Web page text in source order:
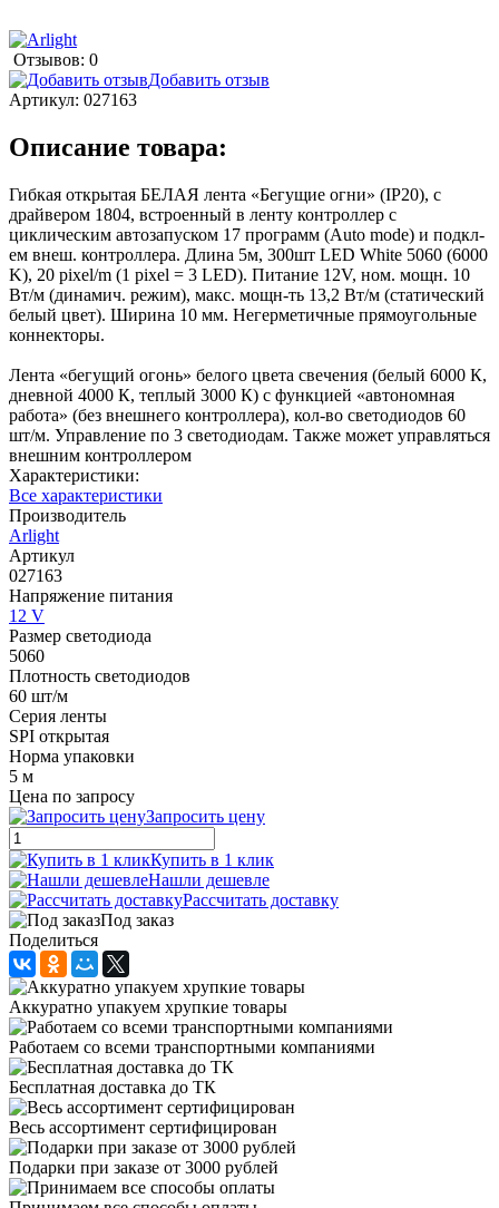
Отзывов: 0
Добавить отзыв
Артикул: 027163
Описание товара:
Гибкая открытая БЕЛАЯ лента «Бегущие огни» (IP20), с
драйвером 1804, встроенный в ленту контроллер с
циклическим автозапуском 17 программ (Auto mode) и подкл-
ем внеш. контроллера. Длина 5м, 300шт LED White 5060 (6000
K), 20 pixel/m (1 pixel = 3 LED). Питание 12V, ном. мощн. 10
Вт/м (динамич. режим), макс. мощн-ть 13,2 Вт/м (статический
белый цвет). Ширина 10 мм. Негерметичные прямоугольные
коннекторы.
Лента «бегущий огонь» белого цвета свечения (белый 6000 К,
дневной 4000 К, теплый 3000 К) с функцией «автономная
работа» (без внешнего контроллера), кол-во светодиодов 60
шт/м. Управление по 3 светодиодам. Также может управляться
внешним контроллером
Характеристики:
Все характеристики
Производитель
Arlight
Артикул
027163
Напряжение питания
12 V
Размер светодиода
5060
Плотность светодиодов
60 шт/м
Серия ленты
SPI открытая
Норма упаковки
5 м
Цена по запросу
Запросить цену
Купить в 1 клик
Нашли дешевле
Рассчитать доставку
Под заказ
Поделиться
Аккуратно упакуем хрупкие товары
Работаем со всеми транспортными компаниями
Бесплатная доставка до ТК
Весь ассортимент сертифицирован
Подарки при заказе от 3000 рублей